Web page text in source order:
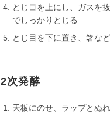
とじ目を上にし、ガスを
でしっかりとじる
とじ目を下に置き、箸な
2次発酵
天板にのせ、ラップとぬ